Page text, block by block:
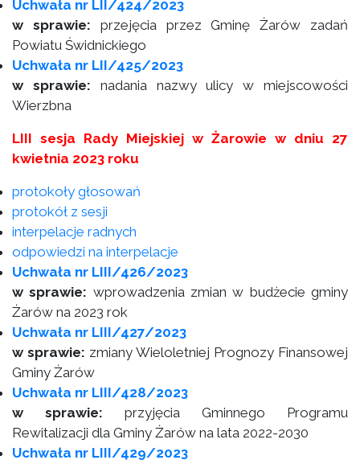
Uchwała nr LII/424/2023
w sprawie: przejęcia przez Gminę Żarów zadań
Powiatu Świdnickiego
Uchwała nr LII/425/2023
w sprawie: nadania nazwy ulicy w miejscowości
Wierzbna
LIII sesja Rady Miejskiej w Żarowie w dniu 27
kwietnia 2023 roku
protokoły głosowań
protokół z sesji
interpelacje radnych
odpowiedzi na interpelacje
Uchwała nr LIII/426/2023
w sprawie: wprowadzenia zmian w budżecie gminy
Żarów na 2023 rok
Uchwała nr LIII/427/2023
w sprawie: zmiany Wieloletniej Prognozy Finansowej
Gminy Żarów
Uchwała nr LIII/428/2023
w sprawie: przyjęcia Gminnego Programu
Rewitalizacji dla Gminy Żarów na lata 2022-2030
Uchwała nr LIII/429/2023